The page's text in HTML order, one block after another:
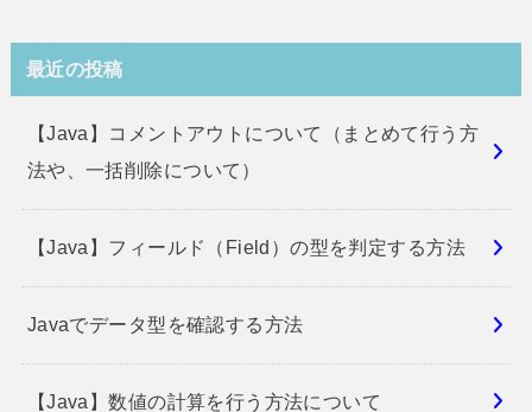
最近の投稿
【Java】コメントアウトについて（まとめて行う方
法や、一括削除について）
【Java】フィールド（Field）の型を判定する方法
Javaでデータ型を確認する方法
【Java】数値の計算を行う方法について